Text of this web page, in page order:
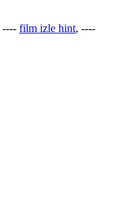
---- film izle hint, ----